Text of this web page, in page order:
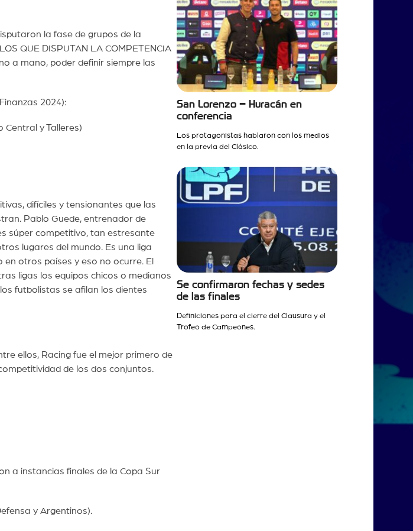
la fase de grupos de la
QUE DISPUTAN LA COMPETENCIA
a mano, poder definir siempre las
2024):
y Talleres)
difíciles y tensionantes que las
Pablo Guede, entrenador de
súper competitivo, tan estresante
lugares del mundo. Es una liga
en otros países y eso no ocurre. El
ligas los equipos chicos o medianos
futbolistas se afilan los dientes
ellos, Racing fue el mejor primero de
de los dos conjuntos.
a instancias finales de la Copa Sur
y Argentinos).
San Lorenzo – Huracán en
conferencia
Los protagonistas hablaron con los medios
en la previa del Clásico.
Se confirmaron fechas y sedes
de las finales
Definiciones para el cierre del Clausura y el
Trofeo de Campeones.